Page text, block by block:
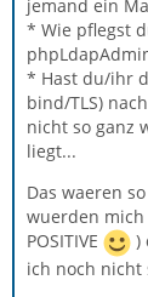
jemand ein
* Wie pflegst
* Hast du/ihr
bind/TLS)
nicht so ganz
liegt...
Das waeren
wuerden
POSITIVE
)
ich noch nicht